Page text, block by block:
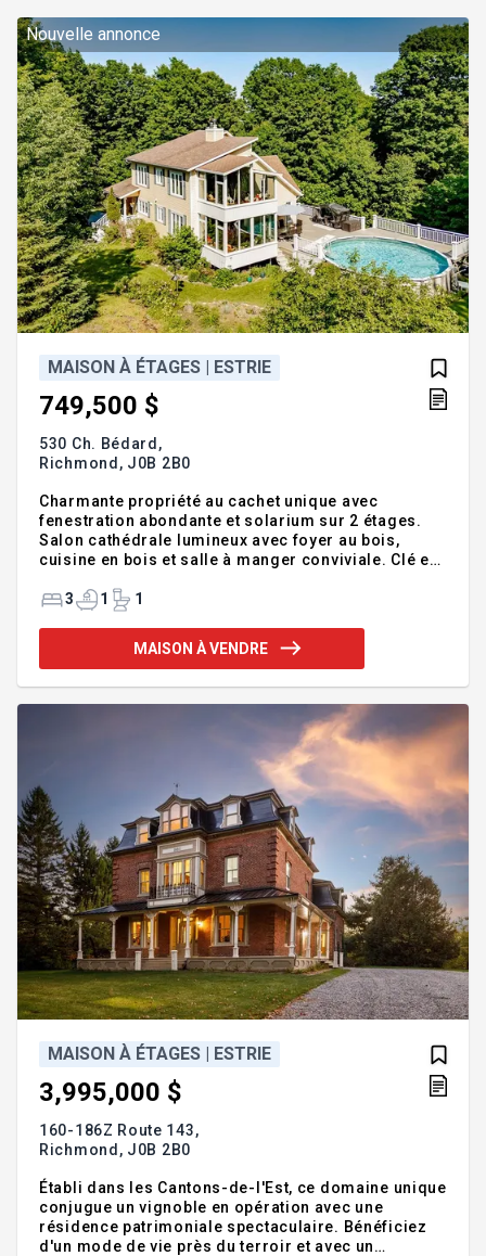
Nouvelle annonce
MAISON À ÉTAGES | ESTRIE
749,500 $
530 Ch. Bédard,
Richmond, J0B 2B0
Charmante propriété au cachet unique avec
fenestration abondante et solarium sur 2 étages.
Salon cathédrale lumineux avec foyer au bois,
cuisine en bois et salle à manger conviviale. Clé en
(toiture et fenêtres récentes). Terrain intime de 3,2
acres en cul-de-sac, sans voisin arrière, avec
piscine et aménagement soigné. Située dans le
pittoresque hameau d'Ulverton en Estrie (à 25 min
sérénité et proximité urbaine. Coup de coeur assuré
3 1 1
MAISON À VENDRE
MAISON À ÉTAGES | ESTRIE
3,995,000 $
160-186Z Route 143,
Richmond, J0B 2B0
Établi dans les Cantons-de-l'Est, ce domaine unique
conjugue un vignoble en opération avec une
résidence patrimoniale spectaculaire. Bénéficiez
d'un mode de vie près du terroir et avec un